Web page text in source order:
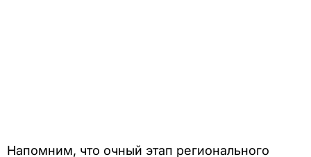
Напомним, что очный этап регионального